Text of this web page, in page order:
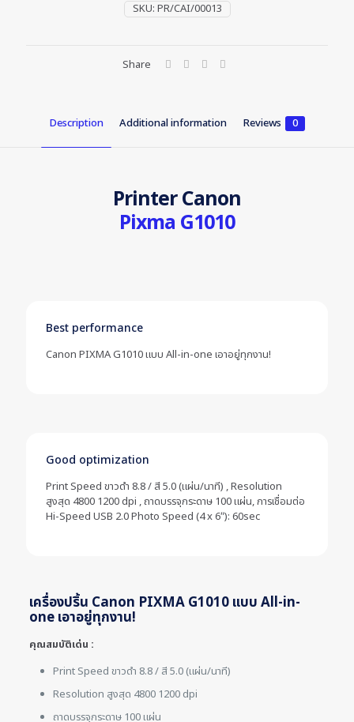
SKU: PR/CAI/00013
Share
Description Additional information Reviews 0
Printer Canon
Pixma G1010
Best performance
Canon PIXMA G1010 แบบ All-in-one เอาอยู่ทุกงาน!
Good optimization
Print Speed ขาวดำ 8.8 / สี 5.0 (แผ่น/นาที) , Resolution
สูงสุด 4800 1200 dpi , ถาดบรรจุกระดาษ 100 แผ่น, การเชื่อมต่อ
Hi-Speed USB 2.0 Photo Speed (4 x 6″): 60sec
เครื่องปริ้น Canon PIXMA G1010 แบบ All-in-
one เอาอยู่ทุกงาน!
คุณสมบัติเด่น :
Print Speed ขาวดำ 8.8 / สี 5.0 (แผ่น/นาที)
Resolution สูงสุด 4800 1200 dpi
ถาดบรรจุกระดาษ 100 แผ่น